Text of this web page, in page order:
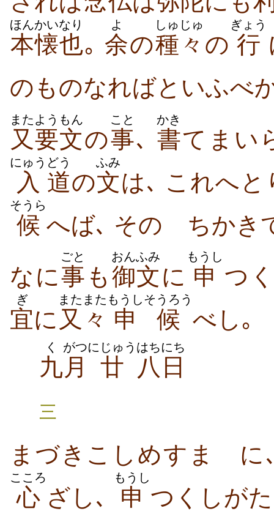
本懐
ほんかい
也
なり
｡ 余
よ
の種々
しゅじゅ
の 行
ぎょう
のものなればといふべ
又
また
要文
ようもん
の事
こと
､ 書
かき
てまい
入
にゅう
道
どう
の文
ふみ
は､ これへと
候
そうら
へば､ そのゝちかき
なに事
ごと
も 御文
おんふみ
に 申
もうし
つ
宜
ぎ
に 又々
またまた
申
もうし
候
そうろう
べし｡
九
く
月
がつ
廿
にじゅう
八日
はちにち
三
まづきこしめすまゝ
心
こころ
ざし､ 申
もうし
つくしが